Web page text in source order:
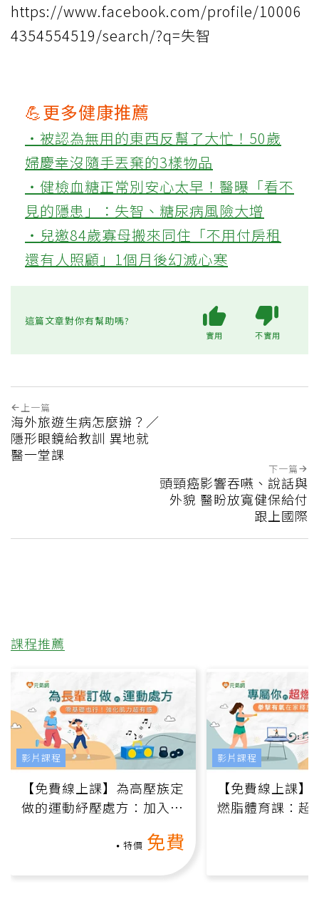
https://www.facebook.com/profile/10006
4354554519/search/?q=失智
💪更多健康推薦
‧被認為無用的東西反幫了大忙！50歲
婦慶幸沒隨手丟棄的3樣物品
‧健檢血糖正常別安心太早！醫曝「看不
見的隱患」：失智、糖尿病風險大增
‧兒邀84歲寡母搬來同住「不用付房租
還有人照顧」1個月後幻滅心寒
這篇文章對你有幫助嗎?
實用 不實用
上一篇
海外旅遊生病怎麼辦？／
隱形眼鏡給教訓 異地就
醫一堂課
下一篇
頭頸癌影響吞嚥、說話與
外貌 醫盼放寬健保給付
跟上國際
課程推薦
【免費線上課】為高壓族定
做的運動紓壓處方：加入行
特價 免費
影片課程
【免費線上課
燃脂體育課：超
影片課程